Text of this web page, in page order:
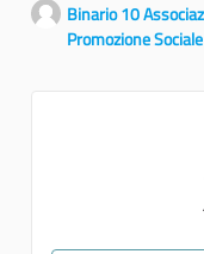
Binario 10
Promozione Sociale